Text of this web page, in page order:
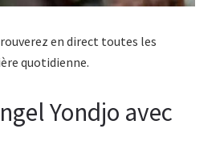
en direct toutes les
quotidienne.
Yondjo avec